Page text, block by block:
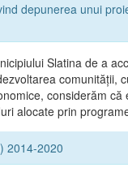
depunerea unui
Slatina de a
comunității,
considerăm
alocate prin
2014-2020